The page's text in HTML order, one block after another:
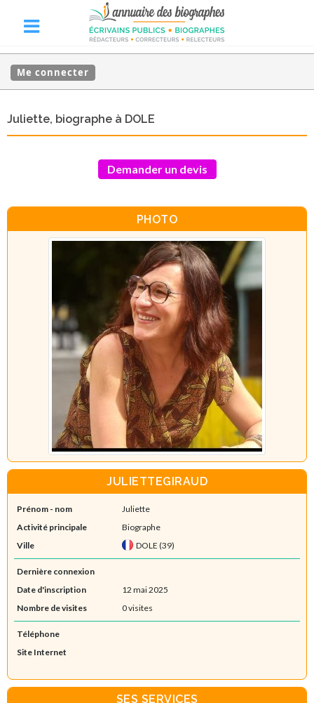
Me connecter
Juliette, biographe à DOLE
Demander un devis
PHOTO
JULIETTEGIRAUD
Prénom - nom
Juliette
Activité principale
Biographe
Ville
DOLE (39)
Dernière connexion
Date d'inscription
12 mai 2025
Nombre de visites
0 visites
Téléphone
Site Internet
SES SERVICES